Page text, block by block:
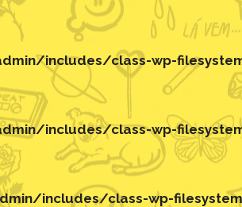
includes/class-wp-
includes/class-wp-
includes/class-wp-